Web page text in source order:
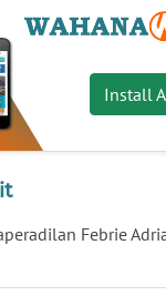
Install
Febrie